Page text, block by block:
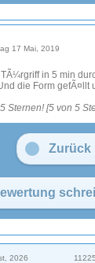
17 Mai, 2019
in 5 min
die Form gefÃ¤llt
[5 von 5
Zurück
2026